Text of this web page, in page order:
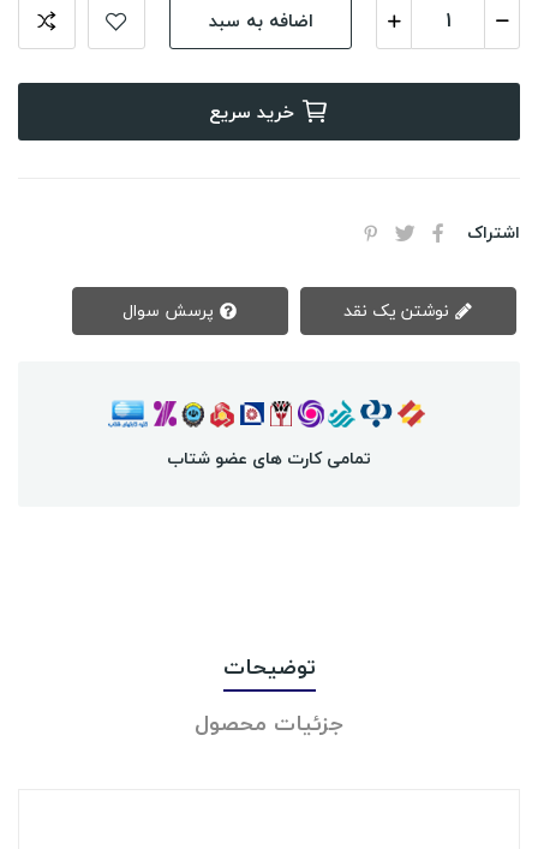
اضافه به سبد
خرید سریع
اشتراک
تمامی کارت های عضو شتاب
توضیحات
جزئیات محصول